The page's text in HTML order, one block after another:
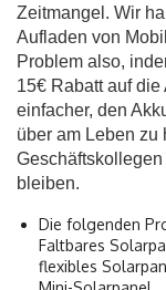
Zeitmangel. Wir
Aufladen von
Problem also,
15€ Rabatt auf
einfacher, den
über am Leben zu
bleiben.
Die folgenden
Faltbares
flexibles